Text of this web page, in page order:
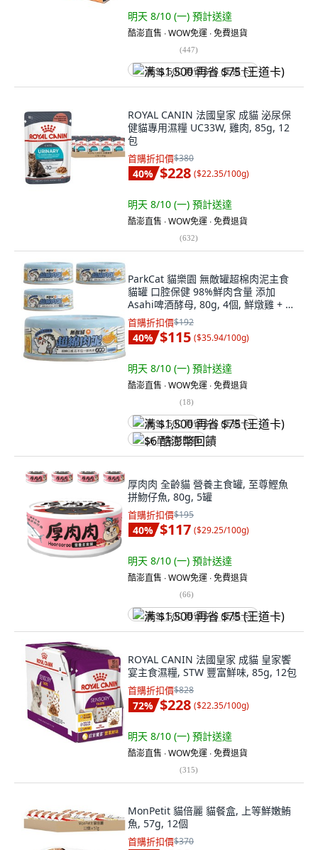
明天 8/10 (一) 預計送達
酷澎直售 ∙ WOW免運 ∙ 免費退貨
(447)
满 $1,500 再省 $75 (王道卡)
ROYAL CANIN 法國皇家 成貓 泌尿保
健貓專用濕糧 UC33W, 雞肉, 85g, 12
包
首購折扣價$380
40% $228 ($22.35/100g)
明天 8/10 (一) 預計送達
酷澎直售 ∙ WOW免運 ∙ 免費退貨
(632)
ParkCat 貓樂園 無敵罐超棉肉泥主食
貓罐 口腔保健 98%鮮肉含量 添加
Asahi啤酒酵母, 80g, 4個, 鮮燉雞 + 活
游鮭魚
首購折扣價$192
40% $115 ($35.94/100g)
明天 8/10 (一) 預計送達
酷澎直售 ∙ WOW免運 ∙ 免費退貨
(18)
满 $1,500 再省 $75 (王道卡)
$6 酷澎幣回饋
厚肉肉 全齡貓 營養主食罐, 至尊鰹魚
拼魩仔魚, 80g, 5罐
首購折扣價$195
40% $117 ($29.25/100g)
明天 8/10 (一) 預計送達
酷澎直售 ∙ WOW免運 ∙ 免費退貨
(66)
满 $1,500 再省 $75 (王道卡)
ROYAL CANIN 法國皇家 成貓 皇家饗
宴主食濕糧, STW 豐富鮮味, 85g, 12包
首購折扣價$828
72% $228 ($22.35/100g)
明天 8/10 (一) 預計送達
酷澎直售 ∙ WOW免運 ∙ 免費退貨
(315)
MonPetit 貓倍麗 貓餐盒, 上等鮮嫩鮪
魚, 57g, 12個
首購折扣價$370